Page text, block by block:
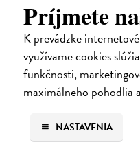
Príjmete
K prevádzke
využívame cookies
funkčnosti,
maximálneho pohodlia
NASTAVENIA
V srdci Střední
Hrušková Nikola
|
Po třech letech života, práce a
Turkmenistánu a
který přibližuje realitu v
Na stiahnutie akoEPUB